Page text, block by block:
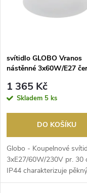
p
r
o
d
u
s
p
r
d
u
svítidlo GLOBO Vranos
nástěnné 3x60W/E27
1 365 Kč
Skladem 5 ks
DO KOŠÍKU
Globo - Koupelnové
3xE27/60W/230V pr. 30
IP44 charakterizuje pěkný
design a funkční prov...